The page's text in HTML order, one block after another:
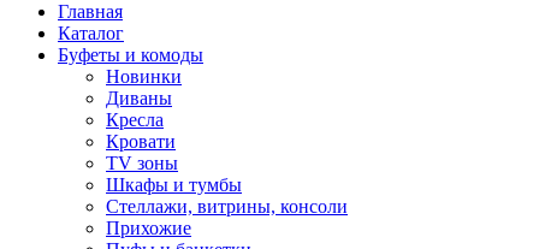
Главная
Каталог
Буфеты и комоды
Новинки
Диваны
Кресла
Кровати
TV зоны
Шкафы и тумбы
Стеллажи, витрины, консоли
Прихожие